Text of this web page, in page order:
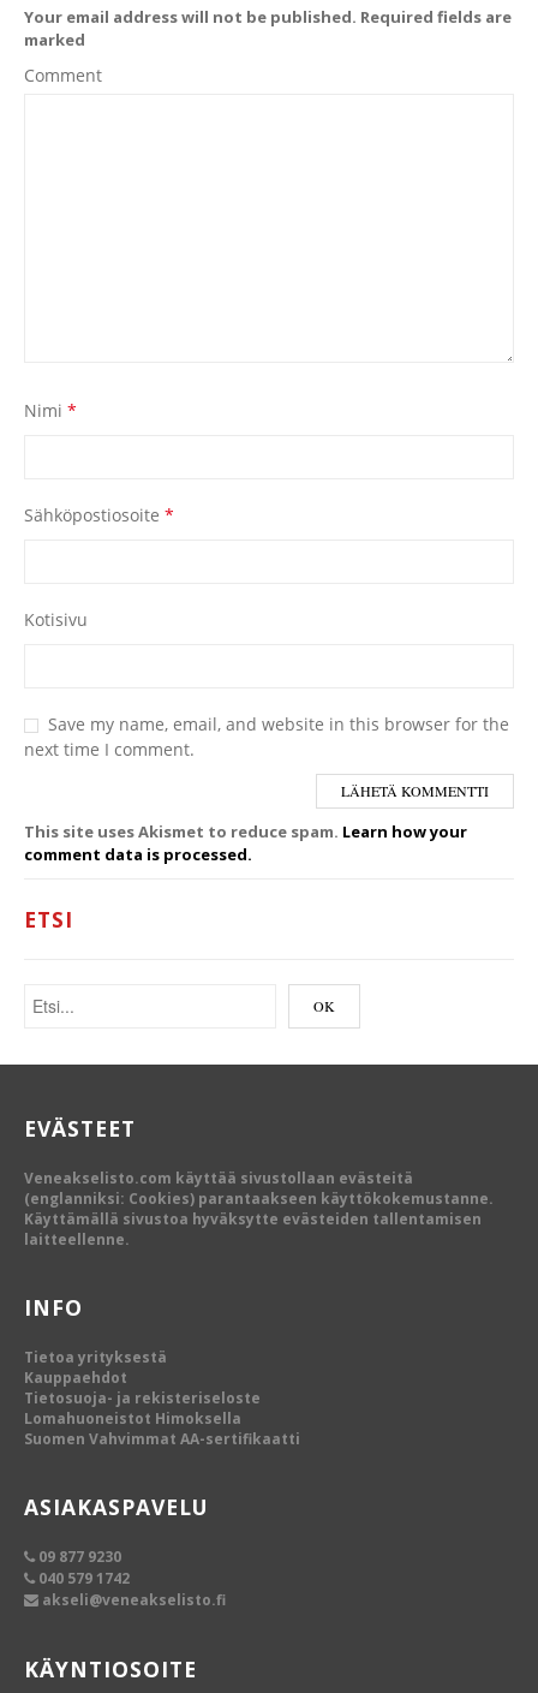
Your email address will not be published. Required fields are
marked
Comment
Nimi *
Sähköpostiosoite *
Kotisivu
Save my name, email, and website in this browser for the
next time I comment.
This site uses Akismet to reduce spam. Learn how your
comment data is processed.
ETSI
EVÄSTEET
Veneakselisto.com käyttää sivustollaan evästeitä
(englanniksi: Cookies) parantaakseen käyttökokemustanne.
Käyttämällä sivustoa hyväksytte evästeiden tallentamisen
laitteellenne.
INFO
Tietoa yrityksestä
Kauppaehdot
Tietosuoja- ja rekisteriseloste
Lomahuoneistot Himoksella
Suomen Vahvimmat AA-sertifikaatti
ASIAKASPAVELU
09 877 9230
040 579 1742
akseli@veneakselisto.fi
KÄYNTIOSOITE